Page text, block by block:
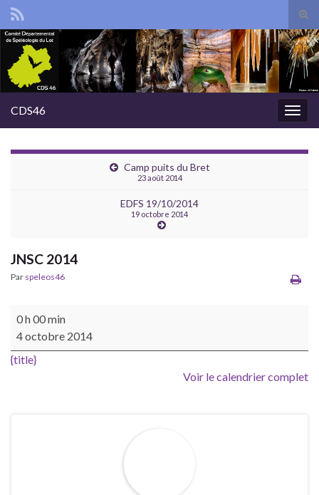
Search for:
CDS46
Camp puits du Bret
23 août 2014
EDFS 19/10/2014
19 octobre 2014
JNSC 2014
Par speleos46
JNSC 2014
0 h 00 min
4 octobre 2014
{title}
Voir le calendrier complet